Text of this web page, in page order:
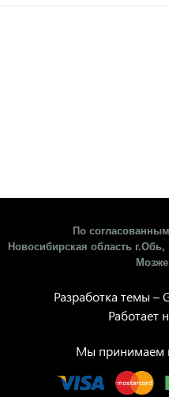
По
Новосибирская область г.Обь,
Разработка темы –
Работает
Мы принимаем